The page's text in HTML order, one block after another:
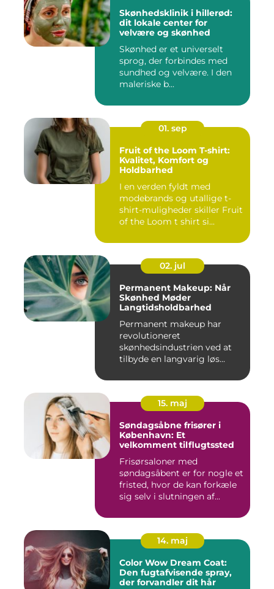
Skønhedsklinik i hillerød:
dit lokale center for
velvære og skønhed
Skønhed er et universelt
sprog, der forbindes med
sundhed og velvære. I den
maleriske b...
01. sep
Fruit of the Loom T-shirt:
Kvalitet, Komfort og
Holdbarhed
I en verden fyldt med
modebrands og utallige t-
shirt-muligheder skiller Fruit
of the Loom t shirt si...
02. jul
Permanent Makeup: Når
Skønhed Møder
Langtidsholdbarhed
Permanent makeup har
revolutioneret
skønhedsindustrien ved at
tilbyde en langvarig løs...
15. maj
Søndagsåbne frisører i
København: Et
velkomment tilflugtssted
Frisørsaloner med
søndagsåbent er for nogle et
fristed, hvor de kan forkæle
sig selv i slutningen af...
14. maj
Color Wow Dream Coat:
Den fugtafvisende spray,
der forvandler dit hår